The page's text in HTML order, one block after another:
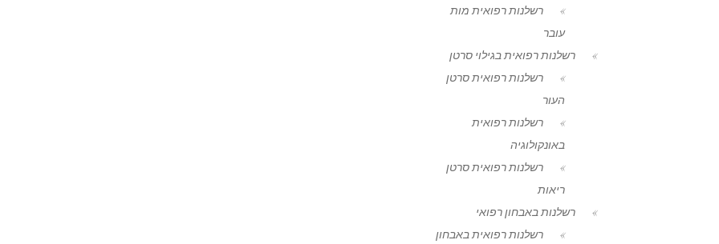
רשלנות רפואית מות
עובר
רשלנות רפואית בגילוי סרטן
רשלנות רפואית סרטן
העור
רשלנות רפואית
באונקולוגיה
רשלנות רפואית סרטן
ריאות
רשלנות באבחון רפואי
רשלנות רפואית באבחון